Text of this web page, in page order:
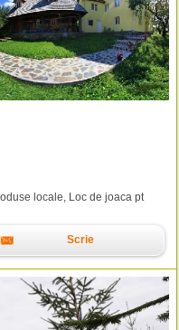
locale, Loc de joaca pt
Scrie